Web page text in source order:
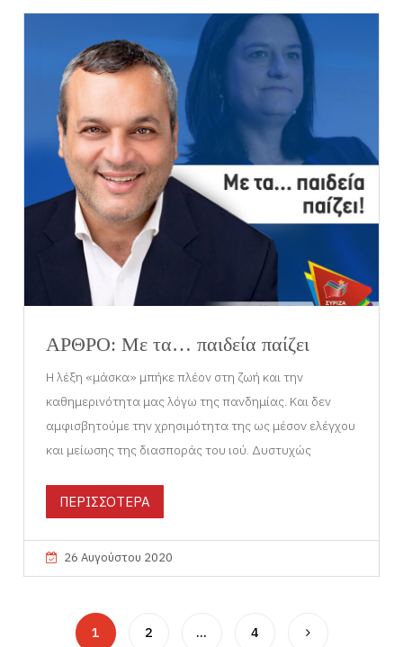
ΑΡΘΡΟ: Με τα… παιδεία παίζει
Η λέξη «μάσκα» μπήκε πλέον στη ζωή και την
καθημερινότητα μας λόγω της πανδημίας. Και δεν
αμφισβητούμε την χρησιμότητα της ως μέσον ελέγχου
και μείωσης της διασποράς του ιού. Δυστυχώς
ΠΕΡΙΣΣΟΤΕΡΑ
26 Αυγούστου 2020
1 2 … 4